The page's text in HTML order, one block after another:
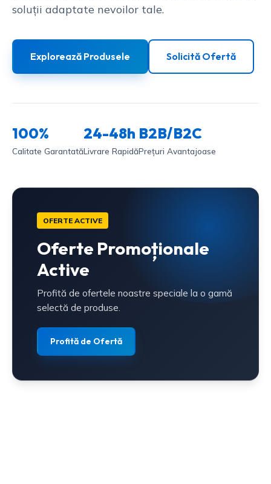
soluții adaptate nevoilor tale.
Explorează Produsele Solicită Ofertă
100%
Calitate Garantată
24-48h
Livrare Rapidă
B2B/B2C
Prețuri Avantajoase
OFERTE ACTIVE
Oferte Promoționale
Active
Profită de ofertele noastre speciale la o gamă
selectă de produse.
Profită de Ofertă